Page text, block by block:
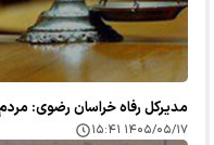
مدیرکل رفاه خراسان رضوی:
۱۴۰۵/۰۵/۱۷ ۱۵:۴۱